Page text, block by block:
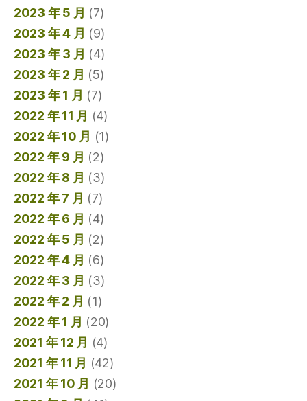
2023 年 5 月 (7)
2023 年 4 月 (9)
2023 年 3 月 (4)
2023 年 2 月 (5)
2023 年 1 月 (7)
2022 年 11 月 (4)
2022 年 10 月 (1)
2022 年 9 月 (2)
2022 年 8 月 (3)
2022 年 7 月 (7)
2022 年 6 月 (4)
2022 年 5 月 (2)
2022 年 4 月 (6)
2022 年 3 月 (3)
2022 年 2 月 (1)
2022 年 1 月 (20)
2021 年 12 月 (4)
2021 年 11 月 (42)
2021 年 10 月 (20)